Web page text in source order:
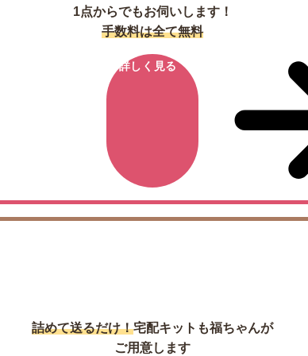
1点からでもお伺いします！
手数料は全て無料
詳しく見る
詰めて送るだけ！宅配キットも福ちゃんが
ご用意します